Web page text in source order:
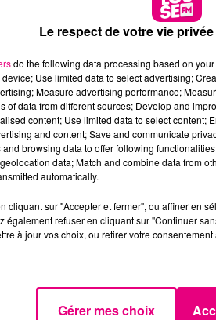
Le respect de votre vie
do the following data processing based on
Use limited data to select advertising;
Measure advertising performance;
of data from different sources; Develop and
content; Use limited data to select content;
and content; Save and communicate
browsing data to offer following
data; Match and combine data from
automatically.
cliquant sur "Accepter et fermer", ou affiner en
également refuser en cliquant sur "Continuer
à jour vos choix, ou retirer votre
Gérer mes choix